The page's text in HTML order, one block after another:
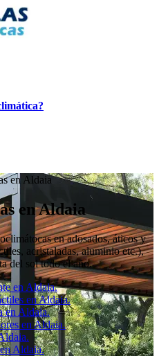
en Aldaia
en Aldaia
en adosados, áticos y
acristaladas, aluminio etc.),
del sol todo el año.
en Aldaia.
en Aldaia.
en Aldaia.
en Aldaia.
Aldaia.